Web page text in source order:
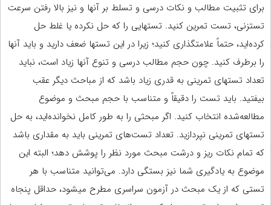
برای تثبیت مطالب و نکات درسی و تسلط بر آنها و نیز بالا رفتن سرعت
تست‏زنی، تست تمرین کنید. تست‏هایی را که حل نکرده یا غلط حل
کرده‌اید، حتماً علامت‏گذاری کنید؛ زیرا در این تست‏ها ضعف دارید و باید آنها
را برطرف کنید. چون حجم مطالب درسی و تنوع آنها زیاد است، نباید
تعداد تست‏های تمرینی به قدری زیاد باشد که از مباحث دیگر عقب
بیفتید. باید تست را دقیقاً و متناسب با حجم مبحث و موضوع
مطالعه‌شده انتخاب کنید. اگر مبحثی را به طور کامل نخوانده‌اید، به حل
تست‏های تمرینی نپردازید. تعداد تست‌های تمرینی باید به مقداری باشد
که تمام نکات ریز و درشت مبحث مورد نظر را پوشش دهد؛ البته این
موضوع به یادگیری شما نیز بستگی دارد. می‌توانید متناسب با هر
تستی که از یک مبحث در آزمون سراسری مطرح می‏شود، حداقل پنجاه